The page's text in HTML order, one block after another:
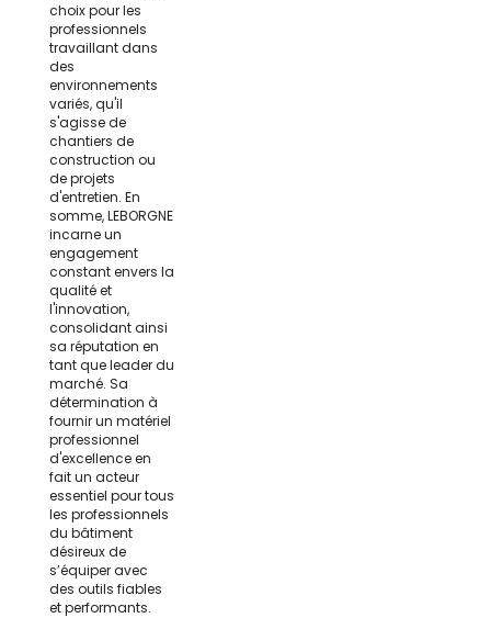
choix pour les
professionnels
travaillant dans
des
environnements
variés, qu'il
s'agisse de
chantiers de
construction ou
de projets
d'entretien. En
somme, LEBORGNE
incarne un
engagement
constant envers la
qualité et
l'innovation,
consolidant ainsi
sa réputation en
tant que leader du
marché. Sa
détermination à
fournir un matériel
professionnel
d'excellence en
fait un acteur
essentiel pour tous
les professionnels
du bâtiment
désireux de
s’équiper avec
des outils fiables
et performants.